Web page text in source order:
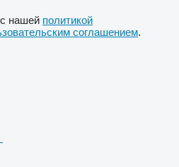
нашей политикой
соглашением.